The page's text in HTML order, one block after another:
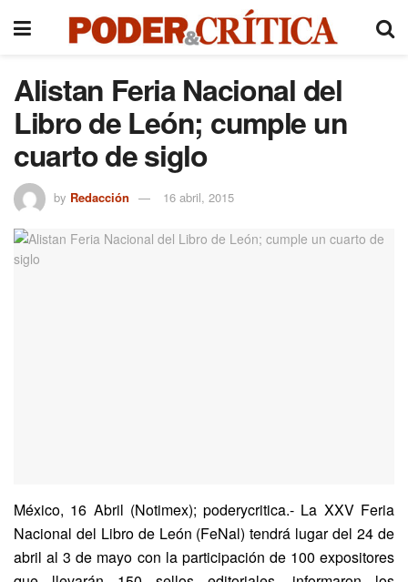
Alistan Feria Nacional del
Libro de León; cumple un
cuarto de siglo
by Redacción 16 abril, 2015
México, 16 Abril (Notimex); poderycritica.- La XXV Feria
Nacional del Libro de León (FeNal) tendrá lugar del 24 de
abril al 3 de mayo con la participación de 100 expositores